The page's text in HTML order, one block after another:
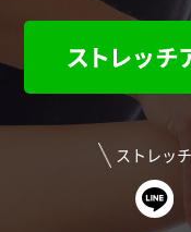
ストレッ